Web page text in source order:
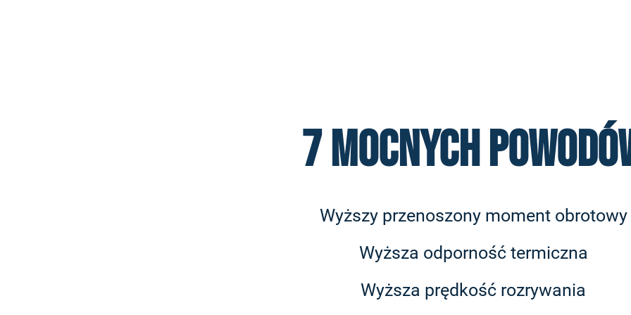
7 MOCNYCH
Wyższy przenoszony moment obrotowy
Wyższa odporność termiczna
Wyższa prędkość rozrywania